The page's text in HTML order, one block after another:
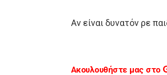
Αν είναι δυνατόν ρε
Ακουλουθήστε μας στο